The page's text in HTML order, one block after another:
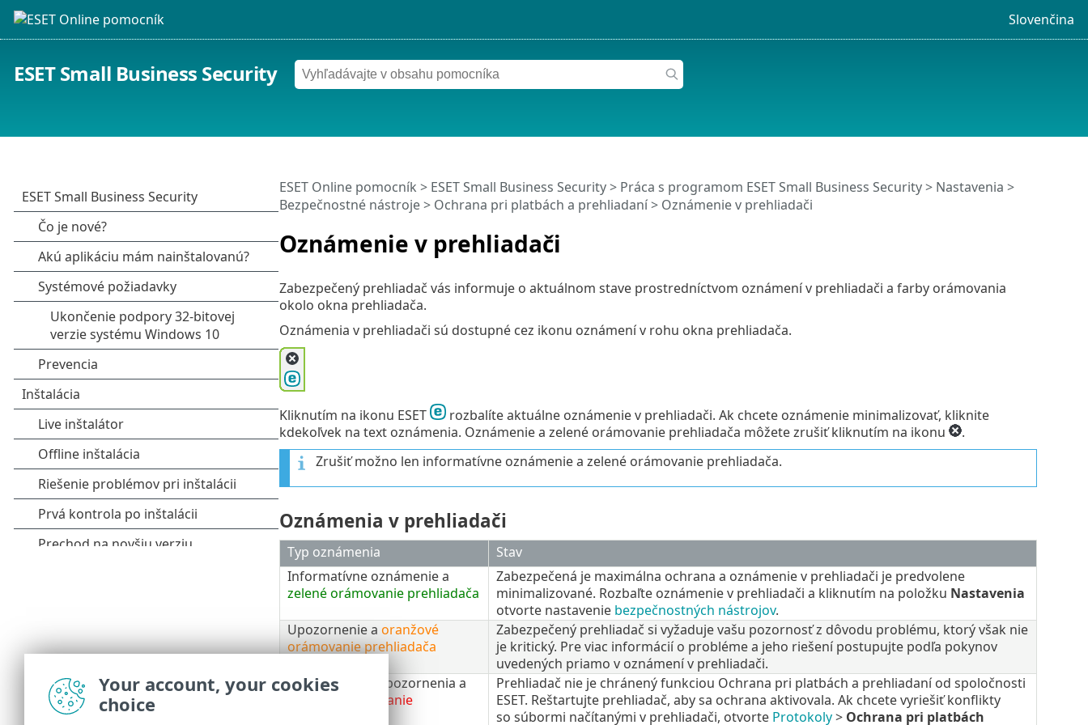
Slovenčina
ESET Small Business Security
Oznámenie v prehliadači
ESET Online pomocník > ESET Small Business Security> Práca s programom ESET Small Business Security> Nastavenia >
Bezpečnostné nástroje> Ochrana pri platbách a prehliadaní> Oznámenie v prehliadači
Zabezpečený prehliadač vás informuje o aktuálnom stave prostredníctvom oznámení v prehliadači a farby orámovania
okolo okna prehliadača.
Oznámenia v prehliadači sú dostupné cez ikonu oznámení v rohu okna prehliadača.
Kliknutím na ikonu ESET
rozbalíte aktuálne oznámenie v prehliadači. Ak chcete oznámenie minimalizovať, kliknite
kdekoľvek na text oznámenia. Oznámenie a zelené orámovanie prehliadača môžete zrušiť kliknutím na ikonu
.
Zrušiť možno len informatívne oznámenie a zelené orámovanie prehliadača.
Oznámenia v prehliadači
Typ oznámenia
Stav
Informatívne oznámenie a
zelené orámovanie prehliadača
Zabezpečená je maximálna ochrana a oznámenie v prehliadači je predvolene
minimalizované. Rozbaľte oznámenie v prehliadači a kliknutím na položku Nastavenia
otvorte nastavenie bezpečnostných nástrojov.
Upozornenie a oranžové
orámovanie prehliadača
Zabezpečený prehliadač si vyžaduje vašu pozornosť z dôvodu problému, ktorý však nie
je kritický. Pre viac informácií o probléme a jeho riešení postupujte podľa pokynov
uvedených priamo v oznámení v prehliadači.
Bezpečnostné upozornenia a
červené orámovanie
Prehliadač nie je chránený funkciou Ochrana pri platbách a prehliadaní od spoločnosti
ESET. Reštartujte prehliadač, aby sa ochrana aktivovala. Ak chcete vyriešiť konflikty
so súbormi načítanými v prehliadači, otvorte Protokoly> Ochrana pri platbách
Your account, your cookies
choice